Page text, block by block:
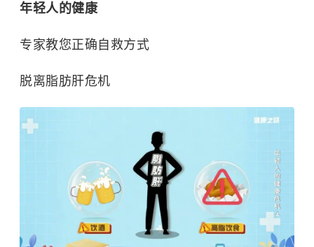
年轻人的健康
专家教您正确自救方式
脱离脂肪肝危机